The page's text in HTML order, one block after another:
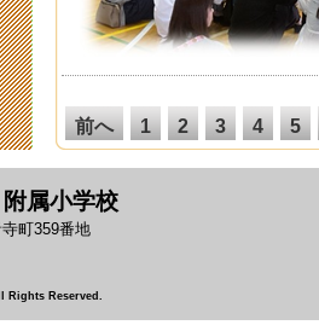
2013年12月22日
子育ちサポー
2013年12月16日
親子で学ぶ！
2013年12月 4日
2年生学年活
前へ 1 2 3 4
5
26
38
62
属小学校
町359番地
Rights Reserved.